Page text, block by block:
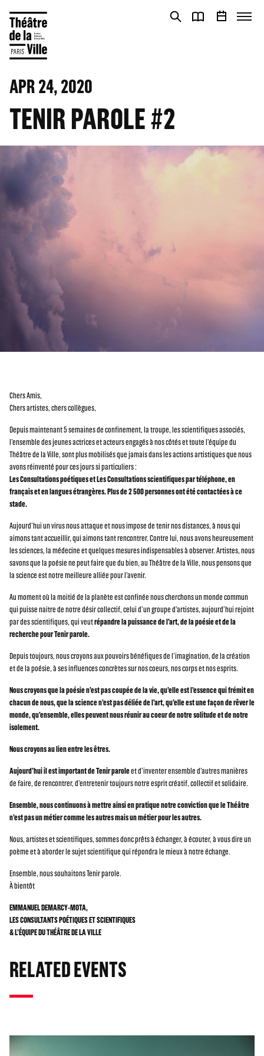
APR 24, 2020
TENIR PAROLE #2
Chers Amis,
Chers artistes, chers collègues,
Depuis maintenant 5 semaines de confinement, la troupe, les scientifiques associés,
l’ensemble des jeunes actrices et acteurs engagés à nos côtés et toute l’équipe du
Théâtre de la Ville, sont plus mobilisés que jamais dans les actions artistiques que nous
avons réinventé pour ces jours si particuliers :
Les Consultations poétiques et Les Consultations scientifiques par téléphone, en
français et en langues étrangères. Plus de 2 500 personnes ont été contactées à ce
stade.
Aujourd’hui un virus nous attaque et nous impose de tenir nos distances, à nous qui
aimons tant accueillir, qui aimons tant rencontrer. Contre lui, nous avons heureusement
les sciences, la médecine et quelques mesures indispensables à observer. Artistes, nous
savons que la poésie ne peut faire que du bien, au Théâtre de la Ville, nous pensons que
la science est notre meilleure alliée pour l’avenir.
Au moment où la moitié de la planète est confinée nous cherchons un monde commun
qui puisse naître de notre désir collectif, celui d’un groupe d’artistes, aujourd’hui rejoint
par des scientifiques, qui veutrépandre la puissance de l’art, de la poésie et de la
recherche pour Tenir parole.
Depuis toujours, nous croyons aux pouvoirs bénéfiques de l’imagination, de la création
et de la poésie, à ses influences concrètes sur nos coeurs, nos corps et nos esprits.
Nous croyons que la poésie n’est pas coupée de la vie, qu’elle est l’essence qui frémit en
chacun de nous, que la science n’est pas déliée de l’art, qu’elle est une façon de rêver le
monde, qu’ensemble, elles peuvent nous réunir au coeur de notre solitude et de notre
isolement.
Nous croyons au lien entre les êtres.
Aujourd’hui il est important de Tenir paroleet d’inventer ensemble d’autres manières
de faire, de rencontrer, d’entretenir toujours notre esprit créatif, collectif et solidaire.
Ensemble, nous continuons à mettre ainsi en pratique notre conviction que le Théâtre
n’est pas un métier comme les autres mais un métier pour les autres.
Nous, artistes et scientifiques, sommes donc prêts à échanger, à écouter, à vous dire un
poème et à aborder le sujet scientifique qui répondra le mieux à notre échange.
Ensemble, nous souhaitons Tenir parole.
À bientôt
EMMANUEL DEMARCY-MOTA,
LES CONSULTANTS POÉTIQUES ET SCIENTIFIQUES
& L’ÉQUIPE DU THÉÂTRE DE LA VILLE
RELATED EVENTS